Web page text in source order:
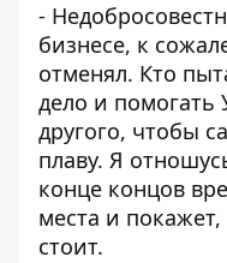
-
бизнесе, к
отменял. Кто
дело и помогать
другого, чтобы
плаву. Я
конце концов
места и
стоит.